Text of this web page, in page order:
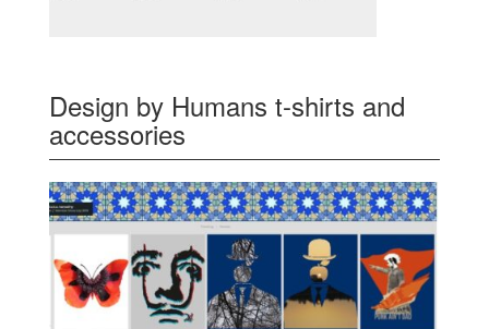
Design by Humans t-shirts and
accessories